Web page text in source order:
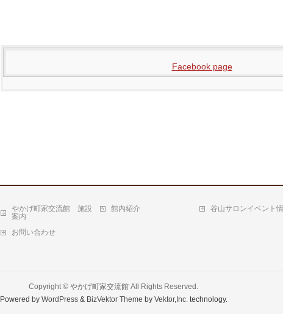
Facebook page
やかげ町家交流館 施設
案内
館内紹介 谷山サロンイベント
お問い合わせ
Copyright © やかげ町家交流館 All Rights Reserved.
Powered by WordPress& BizVektor Theme by Vektor,Inc. technology.